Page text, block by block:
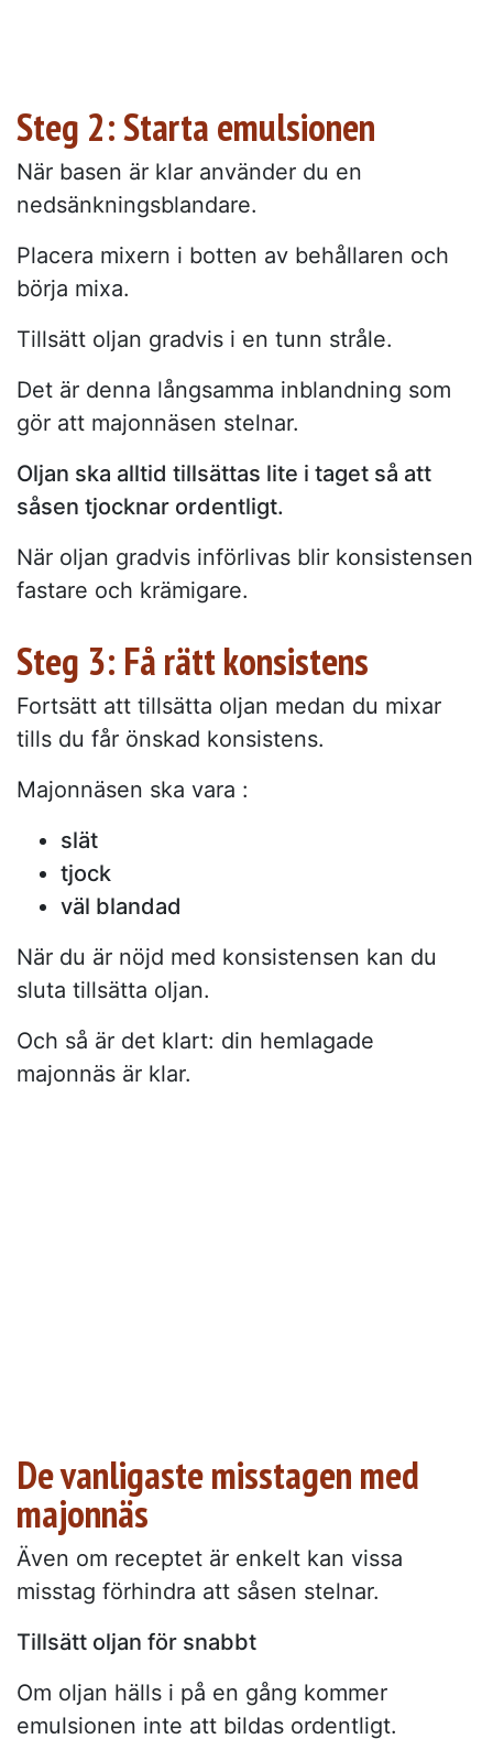
Steg 2: Starta emulsionen
När basen är klar använder du en
nedsänkningsblandare.
Placera mixern i botten av behållaren och
börja mixa.
Tillsätt oljan gradvis i en tunn stråle.
Det är denna långsamma inblandning som
gör att majonnäsen stelnar.
Oljan ska alltid tillsättas lite i taget så att
såsen tjocknar ordentligt.
När oljan gradvis införlivas blir konsistensen
fastare och krämigare.
Steg 3: Få rätt konsistens
Fortsätt att tillsätta oljan medan du mixar
tills du får önskad konsistens.
Majonnäsen ska vara :
slät
tjock
väl blandad
När du är nöjd med konsistensen kan du
sluta tillsätta oljan.
Och så är det klart: din hemlagade
majonnäs är klar.
De vanligaste misstagen med
majonnäs
Även om receptet är enkelt kan vissa
misstag förhindra att såsen stelnar.
Tillsätt oljan för snabbt
Om oljan hälls i på en gång kommer
emulsionen inte att bildas ordentligt.